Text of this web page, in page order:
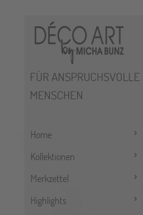
Home
Kollektionen
Merkzettel
Highlights